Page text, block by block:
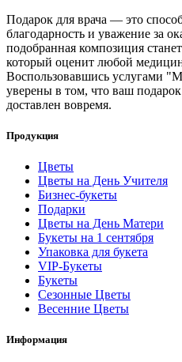
Подарок для врача — это
благодарность и уважение за
подобранная композиция
который оценит любой
Воспользовавшись услугами
уверены в том, что ваш
доставлен вовремя.
Продукция
Цветы
Цветы на День Учителя
Бизнес-букеты
Подарки
Цветы на День Матери
Букеты на 1 сентября
Упаковка для букета
VIP-Букеты
Букеты
Сезонные Цветы
Весенние Цветы
Информация